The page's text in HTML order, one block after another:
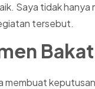
Saya tidak
tersebut.